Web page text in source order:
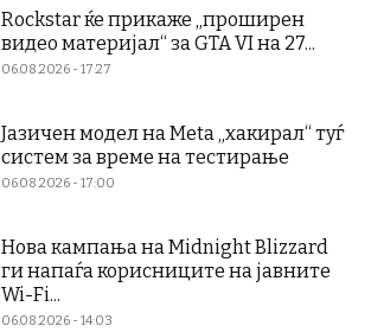
Rockstar ќе прикаже „проширен
видео материјал“ за GTA VI на 27...
06.08.2026 - 17:27
Јазичен модел на Meta „хакирал“ туѓ
систем за време на тестирање
06.08.2026 - 17:00
Нова кампања на Midnight Blizzard
ги напаѓа корисниците на јавните
Wi-Fi...
06.08.2026 - 14:03